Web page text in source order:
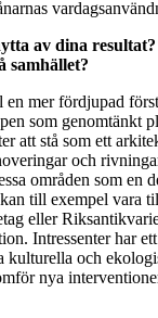
av dina
samhället?
mer fördjupad
som genomtänkt
att stå som ett
och
områden som en
till exempel vara
eller
Intressenter har
kulturella och
nya